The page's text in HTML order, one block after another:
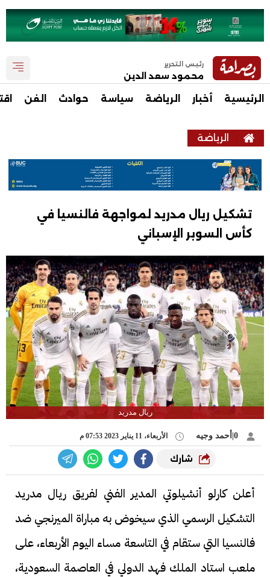
رئيس التحرير
محمود سعد الدين
الرئيسية أخبار الرياضة سياسة حوادث الفن
الرياضة
تشكيل ريال مدريد لمواجهة فالنسيا في
كأس السوبر الإسباني
ريال مدريد
الأربعاء، 11 يناير 2023 07:53 م
شارك
أعلن كارلو أنشيلوتي المدير الفني لفريق ريال مدريد
التشكيل الرسمي الذي سيخوض به مباراة الميرنجي ضد
فالنسيا التي ستقام في التاسعة مساء اليوم الأربعاء، على
ملعب استاد الملك فهد الدولي في العاصمة السعودية،